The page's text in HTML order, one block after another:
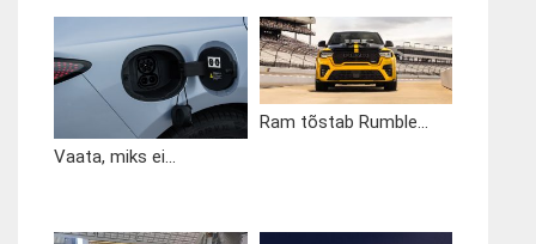
Vaata, miks ei...
Ram tõstab Rumble...